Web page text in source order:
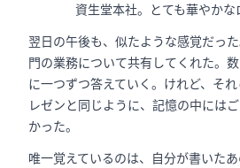
資生堂本社。とても華やかな
翌日の午後も、似たような感覚だっ
門の業務について共有してくれた。
に一つずつ答えていく。けれど、そ
レゼンと同じように、記憶の中には
かった。
唯一覚えているのは、自分が書いた